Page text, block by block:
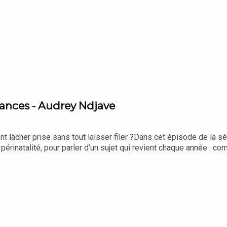
- Audrey Ndjave
lâcher prise sans tout laisser filer ?Dans cet épisode de la
pour parler d’un sujet qui revient chaque année :
envie de plaisir et sélectivité alimentaire, difficile de garder
partage 3 repères concrets pour profiter de l’été sans
--------------------------------------------------Le site du podcast :
un accompagnement personnel :
musiques :